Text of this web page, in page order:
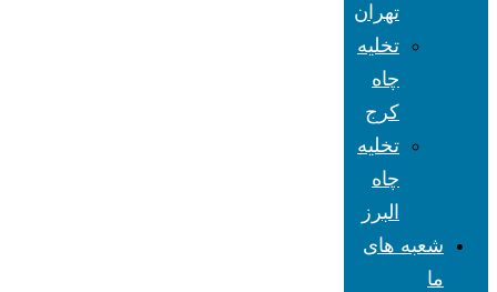
تهران
تخلیه
چاه
کرج
تخلیه
چاه
البرز
شعبه های
ما